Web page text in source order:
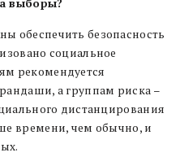
выборы?
обеспечить безопасность
социальное
рекомендуется
а группам риска –
дистанцирования
времени, чем обычно, и